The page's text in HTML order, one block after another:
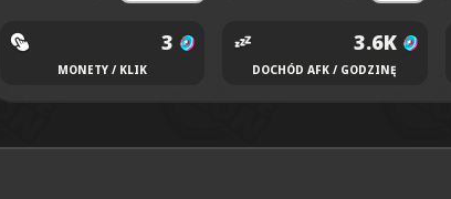
3
MONETY / KLIK
3.6K
DOCHÓD AFK / GODZINĘ